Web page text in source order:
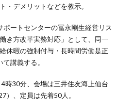
・デメリットなどを教示。
ートセンターの冨永剛生経営リス
き方改革実務対応」として、同一
休暇の強制付与・長時間労働是正
講義する。
30分、会場は三井住友海上仙台
）、定員は先着50人。